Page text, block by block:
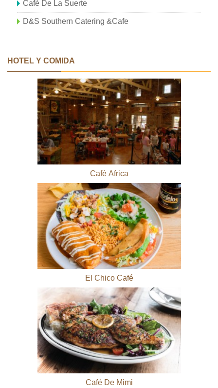
Café De La Suerte
D&S Southern Catering &Cafe
HOTEL Y COMIDA
Café Africa
El Chico Café
Café De Mimi